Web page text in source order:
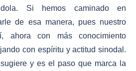
Si hemos caminado en
de esa manera, pues nuestro
ahora con más conocimiento
con espíritu y actitud sinodal.
y es el paso que marca la